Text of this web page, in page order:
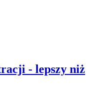
- lepszy niż